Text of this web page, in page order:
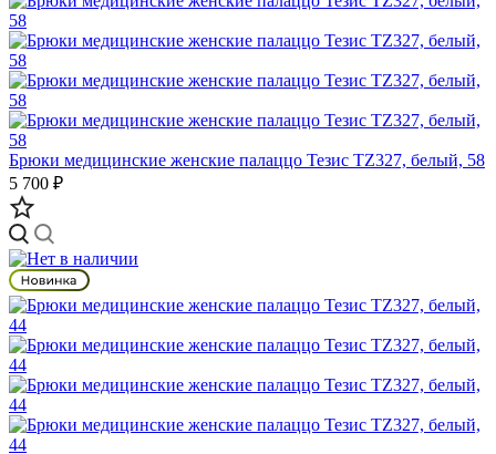
Брюки медицинские женские палаццо Тезис TZ327, белый, 58
5 700 ₽